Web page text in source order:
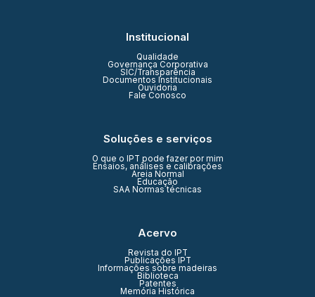
Institucional
Qualidade
Governança Corporativa
SIC/Transparência
Documentos Institucionais
Ouvidoria
Fale Conosco
Soluções e serviços
O que o IPT pode fazer por mim
Ensaios, análises e calibrações
Areia Normal
Educação
SAA Normas técnicas
Acervo
Revista do IPT
Publicações IPT
Informações sobre madeiras
Biblioteca
Patentes
Memória Histórica